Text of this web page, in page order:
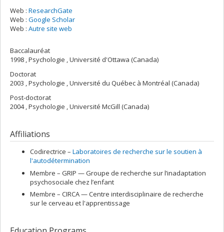
Web : ResearchGate
Web : Google Scholar
Web : Autre site web
Baccalauréat
1998 , Psychologie , Université d'Ottawa (Canada)
Doctorat
2003 , Psychologie , Université du Québec à Montréal (Canada)
Post-doctorat
2004 , Psychologie , Université McGill (Canada)
Affiliations
Codirectrice – Laboratoires de recherche sur le soutien à
l'autodétermination
Membre – GRIP — Groupe de recherche sur l’inadaptation
psychosociale chez l’enfant
Membre – CIRCA — Centre interdisciplinaire de recherche
sur le cerveau et l'apprentissage